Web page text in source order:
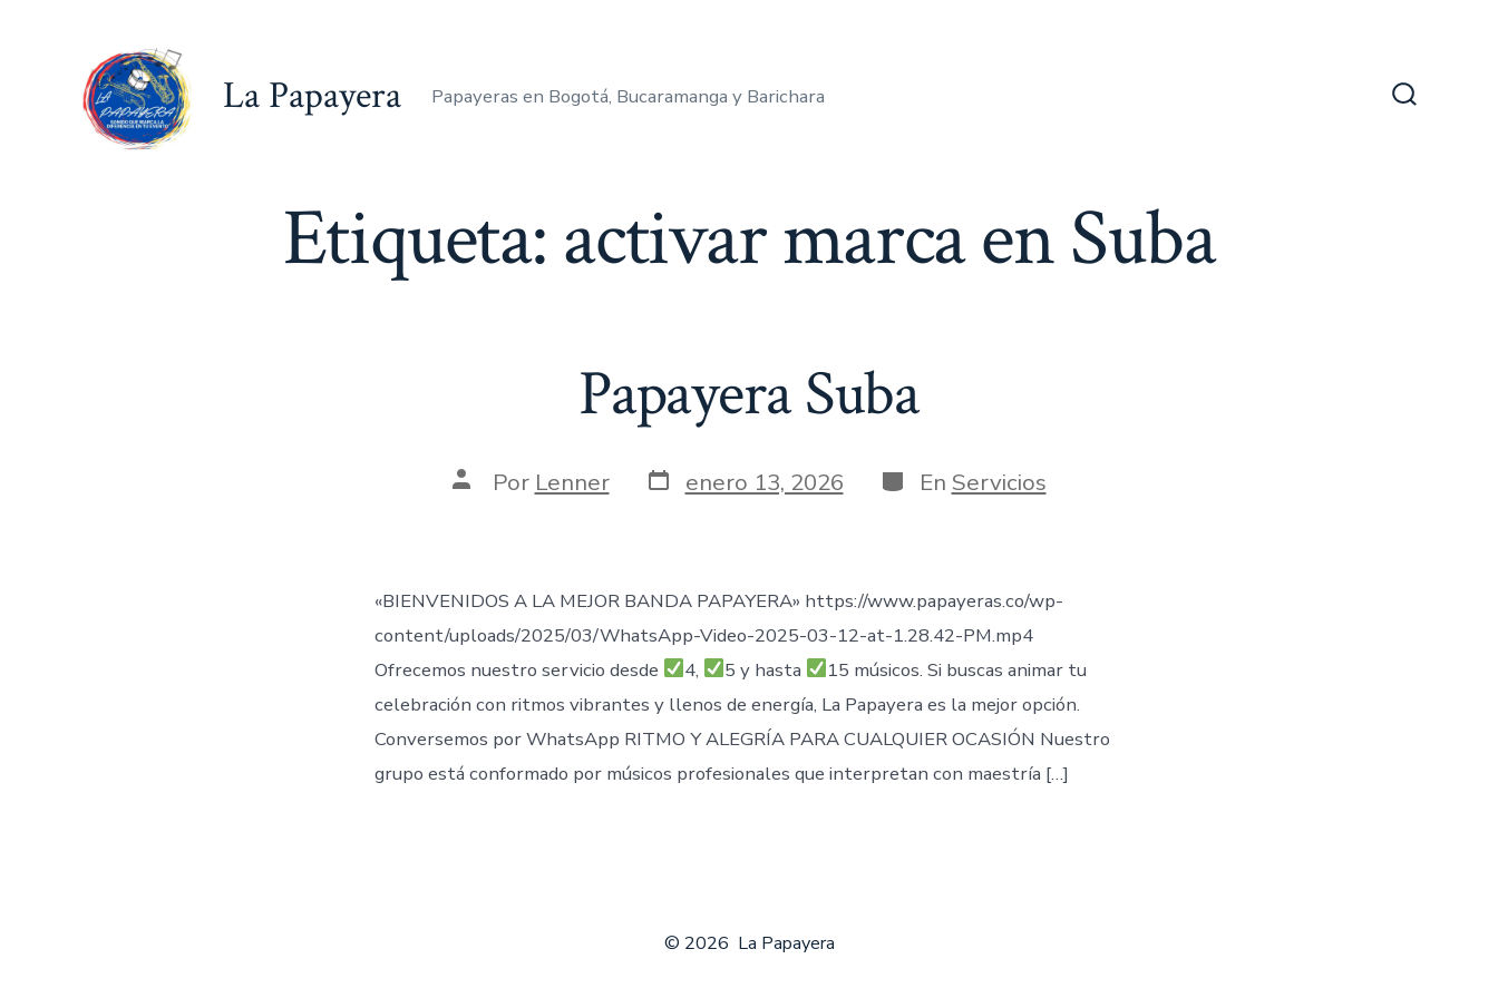
La Papayera Papayeras en Bogotá, Bucaramanga y Barichara
Etiqueta:activar marca en Suba
Papayera Suba
AutorPor Lenner Fecha
de
enero 13, 2026 Categorías
En Servicios
«BIENVENIDOS A LA MEJOR BANDA PAPAYERA» https://www.papayeras.co/wp-
content/uploads/2025/03/WhatsApp-Video-2025-03-12-at-1.28.42-PM.mp4
Ofrecemos nuestro servicio desde
4, 5 y hasta
15 músicos. Si buscas animar tu
celebración con ritmos vibrantes y llenos de energía, La Papayera es la mejor opción.
Conversemos por WhatsApp RITMO Y ALEGRÍA PARA CUALQUIER OCASIÓN Nuestro
grupo está conformado por músicos profesionales que interpretan con maestría […]
© 2026 La Papayera